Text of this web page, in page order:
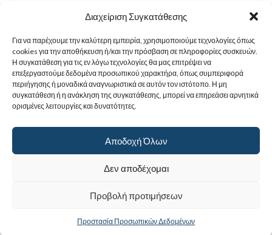
Διαχείριση Συγκατάθεσης
Για να παρέχουμε την καλύτερη εμπειρία, χρησιμοποιούμε τεχνολογίες όπως
cookies για την αποθήκευση ή/και την πρόσβαση σε πληροφορίες συσκευών.
Η συγκατάθεση για τις εν λόγω τεχνολογίες θα μας επιτρέψει να
επεξεργαστούμε δεδομένα προσωπικού χαρακτήρα, όπως συμπεριφορά
περιήγησης ή μοναδικά αναγνωριστικά σε αυτόν τον ιστότοπο. Η μη
συγκατάθεση ή η ανάκληση της συγκατάθεσης, μπορεί να επηρεάσει αρνητικά
ορισμένες λειτουργίες και δυνατότητες.
Αποδοχή Όλων
Δεν αποδέχομαι
Προβολή προτιμήσεων
Προστασία Προσωπικών Δεδομένων
Σχετικά προϊόντα
5.00€